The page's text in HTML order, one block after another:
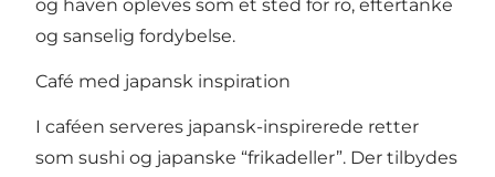
og haven opleves som et sted for ro, eftertanke
og sanselig fordybelse.
Café med japansk inspiration
I caféen serveres japansk-inspirerede retter
som sushi og japanske “frikadeller”. Der tilbydes